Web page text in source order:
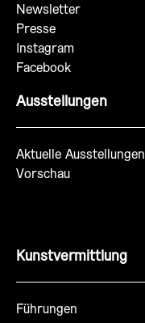
Newsletter
Presse
Instagram
Facebook
Ausstellungen
Aktuelle Ausstellungen
Vorschau
Kunstvermittlung
Führungen